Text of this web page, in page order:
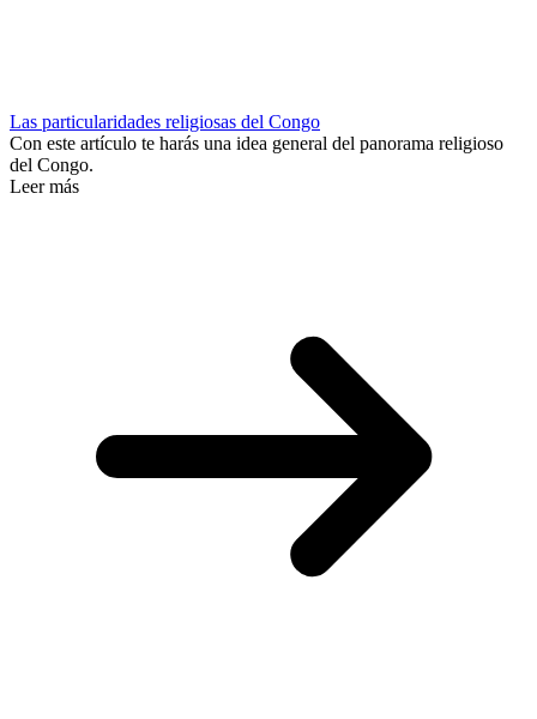
Las particularidades religiosas del Congo
Con este artículo te harás una idea general del panorama religioso
del Congo.
Leer más